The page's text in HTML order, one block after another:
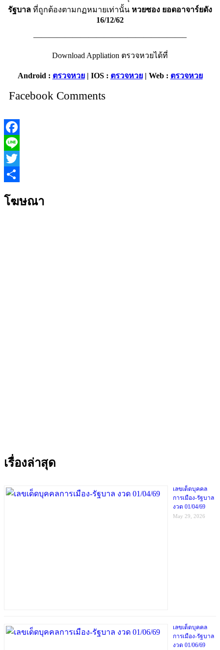
รัฐบาล ที่ถูกต้องตามกฏหมายเท่านั้น หวยซอง ยอดอาจาร์ยดัง
16/12/62
———————————————————–
Download Appliation ตรวจหวยได้ที่
Android : ตรวจหวย| IOS : ตรวจหวย| Web : ตรวจหวย
Facebook Comments
Facebook
Line
Twitter
โฆษณา
เรื่องล่าสุด
เลขเด็ดบุคคล
การเมือง-รัฐบาล
งวด 01/04/69
May 29, 2026
เลขเด็ดบุคคล
การเมือง-รัฐบาล
งวด 01/06/69